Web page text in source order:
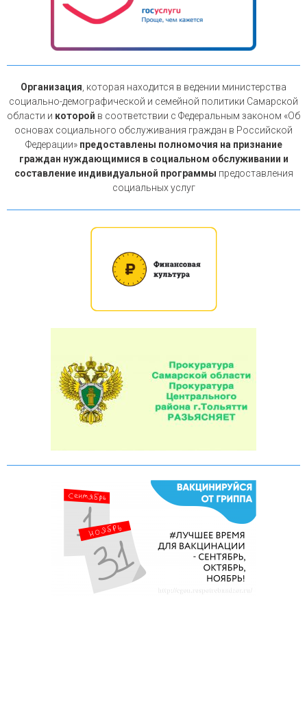
Организация , которая находится в ведении министерства
социально-демографической и семейной политики Самарской
области и которой в соответствии с Федеральным законом «Об
основах социального обслуживания граждан в Российской
Федерации» предоставлены полномочия на признание
граждан нуждающимися в социальном обслуживании и
составление индивидуальной программы предоставления
социальных услуг